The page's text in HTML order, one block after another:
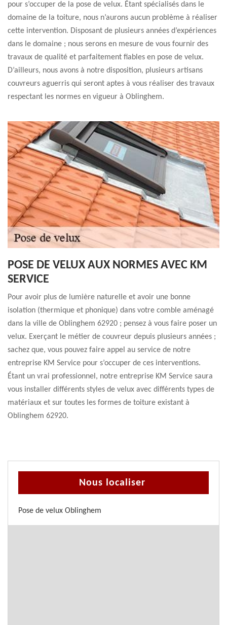
pour s’occuper de la pose de velux. Étant spécialisés dans le
domaine de la toiture, nous n’aurons aucun problème à réaliser
cette intervention. Disposant de plusieurs années d’expériences
dans le domaine ; nous serons en mesure de vous fournir des
travaux de qualité et parfaitement fiables en pose de velux.
D’ailleurs, nous avons à notre disposition, plusieurs artisans
couvreurs aguerris qui seront aptes à vous réaliser des travaux
respectant les normes en vigueur à Oblinghem.
POSE DE VELUX AUX NORMES AVEC KM
SERVICE
Pour avoir plus de lumière naturelle et avoir une bonne
isolation (thermique et phonique) dans votre comble aménagé
dans la ville de Oblinghem 62920 ; pensez à vous faire poser un
velux. Exerçant le métier de couvreur depuis plusieurs années ;
sachez que, vous pouvez faire appel au service de notre
entreprise KM Service pour s’occuper de ces interventions.
Étant un vrai professionnel, notre entreprise KM Service saura
vous installer différents styles de velux avec différents types de
matériaux et sur toutes les formes de toiture existant à
Oblinghem 62920.
Nous localiser
Pose de velux Oblinghem